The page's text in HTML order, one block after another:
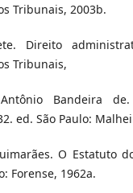
Tribunais, 2003b.
Direito
Tribunais,
Antônio Bandeira
ed. São Paulo:
O Estatuto
Forense, 1962a.